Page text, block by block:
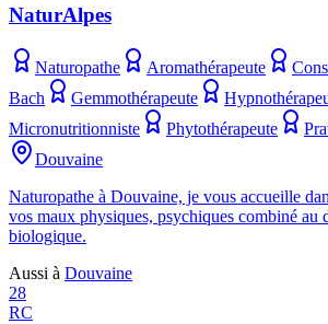
NaturAlpes
Naturopathe Aromathérapeute
Bach
Gemmothérapeute
Micronutritionniste
Phytothérapeute
Douvaine
Naturopathe à Douvaine, je vous accueille
vos maux physiques, psychiques combiné au
biologique.
Aussi à Douvaine
28
RC